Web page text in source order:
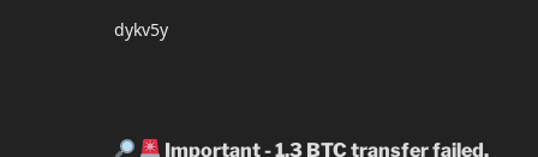
dykv5y
Important - 1.3 BTC transfer failed.